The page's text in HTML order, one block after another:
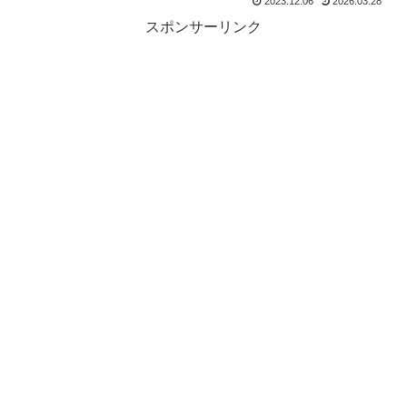
スポンサーリンク